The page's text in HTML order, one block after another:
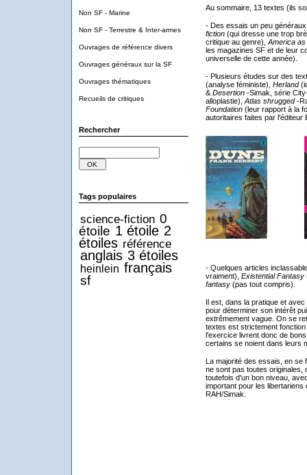
Non SF - Marine
Non SF - Terrestre & Inter-armes
Ouvrages de référence divers
Ouvrages généraux sur la SF
Ouvrages thématiques
Recueils de critiques
Rechercher
Tags populaires
science-fiction 0
étoile 1 étoile 2
étoiles référence
anglais 3 étoiles
heinlein français
sf
Au sommaire, 13 textes (ils
- Des essais un peu
fiction(qui dresse une trop
critique au genre), America as
les magazines SF et de leur
universelle de cette année).
- Plusieurs études sur des
(analyse féministe), Herland
& Desertion-Simak, série
alloplastie), Atlas shrugged-
Foundation(leur rapport à la
autoritaires faites par l'éditeur
- Quelques articles
vraiment), Existential Fantasy
fantasy(pas tout compris).
Il est, dans la pratique et
pour déterminer son intérêt
extrêmement vague. On se
textes est strictement
l'exercice livrent donc de
certains se noient dans leurs
La majorité des essais, en
ne sont pas toutes originales,
toutefois d'un bon niveau,
important pour les
RAH/Simak.